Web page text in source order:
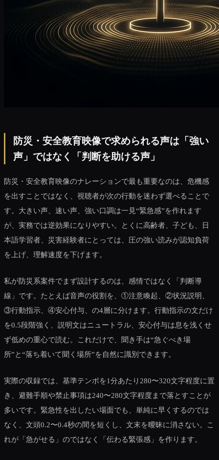
防災・安全教育映像で求められる声は「強い
声」ではなく「判断を助ける声」
防災・安全教育映像のナレーションで最も重要なのは、危機感
を出すことではなく、視聴者が次の行動を迷わず選べることで
す。大きい声、速い声、強い口調は一見“緊急感”を作れます
が、実務では逆効果になりやすい。とくに高齢者、子ども、日
本語学習者、災害経験者にとっては、圧の強い読みが認知負荷
を上げ、理解速度を下げます。
私が防災系案件でまず設計するのは、感情ではなく「判断導
線」です。たとえば音声の役割を、①注意喚起、②状況説明、
③行動指示、④安心付与、の4層に分けます。行動指示の文だけ
を0.5段階強く、説明文はニュートラル、安心付与は息を浅くせ
ず低めの重心で読む。これだけで、聞き手は“急ぐべき場
所”と“落ち着いて聞く場所”を自然に識別できます。
実際の収録では、基準テンポを1分あたり280〜320文字程度に置
き、避難手順や禁止事項は240〜280文字程度まで落とすことが
多いです。緊急性を出したい場面でも、単純に早くするのでは
なく、文頭0.2〜0.4秒の間を短くし、文末を曖昧に消さない。こ
れが「急がせる」のではなく「伝わる緊張感」を作ります。